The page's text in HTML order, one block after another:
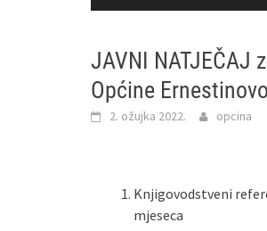
JAVNI NATJEČAJ
Općine Ernestinovo
2. ožujka 2022. opcina
Knjigovodstveni
mjeseca